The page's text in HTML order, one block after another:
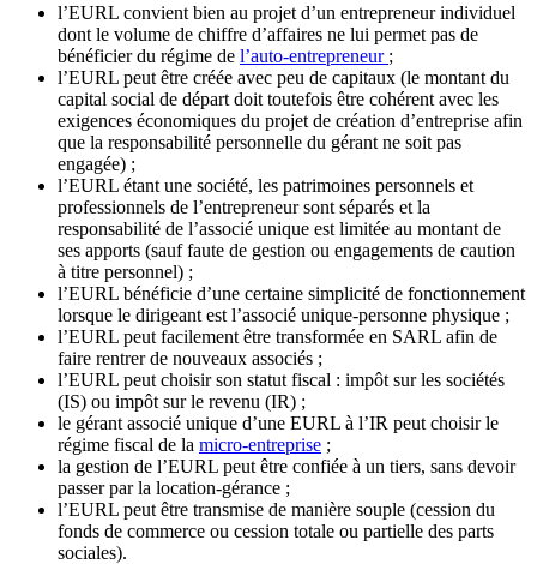
l’EURL convient bien au projet d’un entrepreneur individuel
dont le volume de chiffre d’affaires ne lui permet pas de
bénéficier du régime de l’auto-entrepreneur ;
l’EURL peut être créée avec peu de capitaux (le montant du
capital social de départ doit toutefois être cohérent avec les
exigences économiques du projet de création d’entreprise afin
que la responsabilité personnelle du gérant ne soit pas
engagée) ;
l’EURL étant une société, les patrimoines personnels et
professionnels de l’entrepreneur sont séparés et la
responsabilité de l’associé unique est limitée au montant de
ses apports (sauf faute de gestion ou engagements de caution
à titre personnel) ;
l’EURL bénéficie d’une certaine simplicité de fonctionnement
lorsque le dirigeant est l’associé unique-personne physique ;
l’EURL peut facilement être transformée en SARL afin de
faire rentrer de nouveaux associés ;
l’EURL peut choisir son statut fiscal : impôt sur les sociétés
(IS) ou impôt sur le revenu (IR) ;
le gérant associé unique d’une EURL à l’IR peut choisir le
régime fiscal de la micro-entreprise ;
la gestion de l’EURL peut être confiée à un tiers, sans devoir
passer par la location-gérance ;
l’EURL peut être transmise de manière souple (cession du
fonds de commerce ou cession totale ou partielle des parts
sociales).